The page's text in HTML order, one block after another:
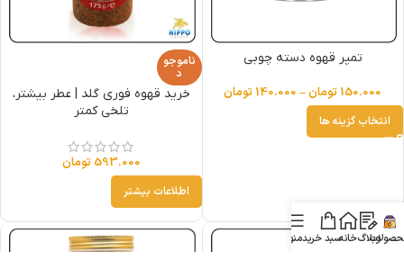
تمپر قهوه دسته چوبی
150.000 تومان–
140.000 تومان
انتخاب گزینه ها
ناموجو
د
خرید قهوه فوری گلد | عطر بیشتر،
تلخی کمتر
593.000 تومان
اطلاعات بیشتر
وبلاگخانهسبد خریدمنو